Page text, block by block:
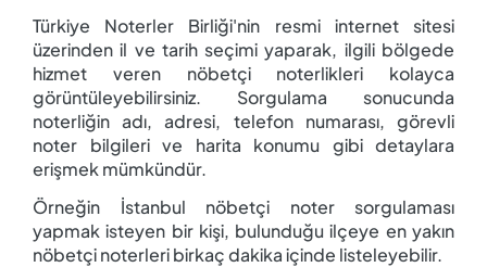
Türkiye Noterler Birliği'nin resmi internet sitesi
üzerinden il ve tarih seçimi yaparak, ilgili bölgede
hizmet veren nöbetçi noterlikleri kolayca
görüntüleyebilirsiniz. Sorgulama sonucunda
noterliğin adı, adresi, telefon numarası, görevli
noter bilgileri ve harita konumu gibi detaylara
erişmek mümkündür.
Örneğin İstanbul nöbetçi noter sorgulaması
yapmak isteyen bir kişi, bulunduğu ilçeye en yakın
nöbetçi noterleri birkaç dakika içinde listeleyebilir.